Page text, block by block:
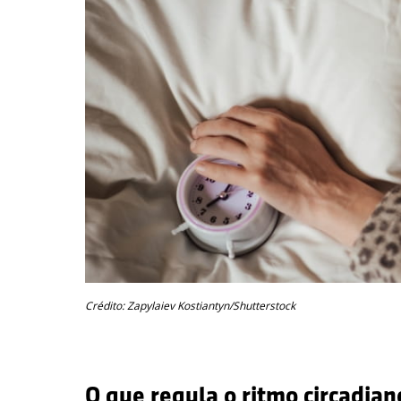
Crédito: Zapylaiev Kostiantyn/Shutterstock
O que regula o ritmo